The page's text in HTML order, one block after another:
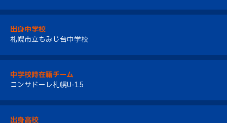
出身中学校
札幌市立もみじ台中学校
中学校時在籍チーム
コンサドーレ札幌U-15
出身高校